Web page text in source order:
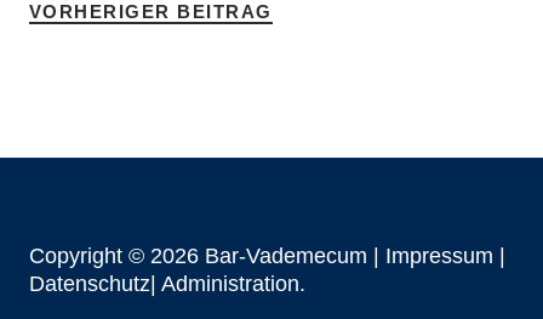
VORHERIGER BEITRAG
Copyright © 2026 Bar-Vademecum | Impressum
Datenschutz| Administration